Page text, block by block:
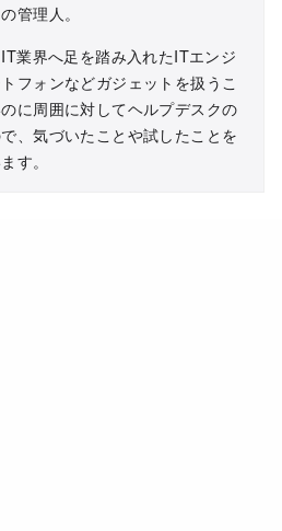
管理人。
業界へ足を踏み入れたITエンジ
フォンなどガジェットを扱うこ
に周囲に対してヘルプデスクの
、気づいたことや試したことを
す。